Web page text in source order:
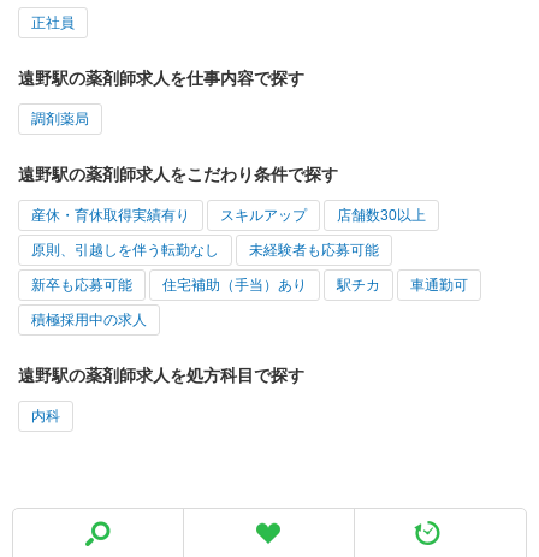
正社員
遠野駅の薬剤師求人を仕事内容で探す
調剤薬局
遠野駅の薬剤師求人をこだわり条件で探す
産休・育休取得実績有り スキルアップ 店舗数30以上
原則、引越しを伴う転勤なし 未経験者も応募可能
新卒も応募可能 住宅補助（手当）あり 駅チカ 車通勤可
積極採用中の求人
遠野駅の薬剤師求人を処方科目で探す
内科